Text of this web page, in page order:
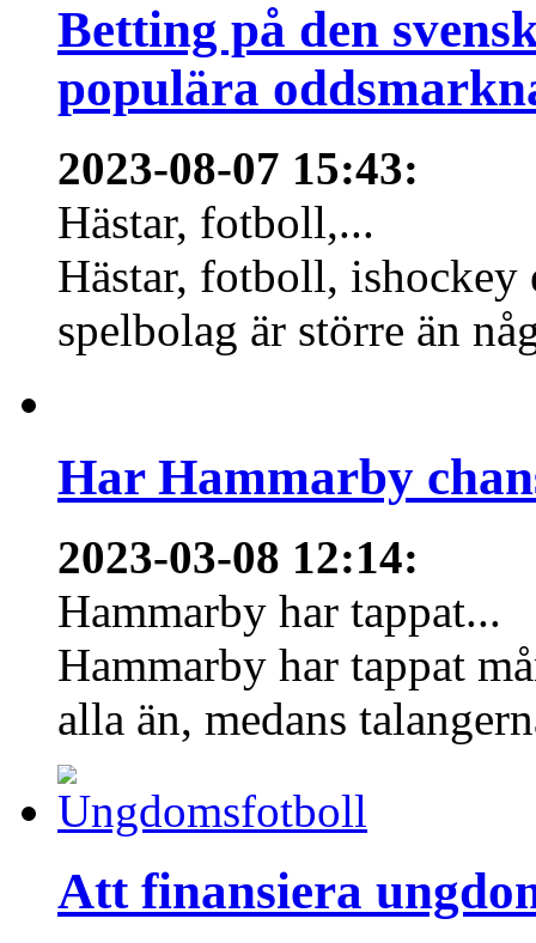
Betting på den
populära
2023-08-07 15:43:
Hästar, fotboll,...
Hästar, fotboll,
spelbolag är större än
Har Hammarby
2023-03-08 12:14:
Hammarby har tappat...
Hammarby har tappat
alla än, medans
Att finansiera